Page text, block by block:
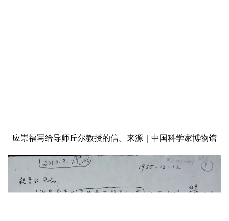
应崇福写给导师丘尔教授的信。来源｜中国科学家博物馆